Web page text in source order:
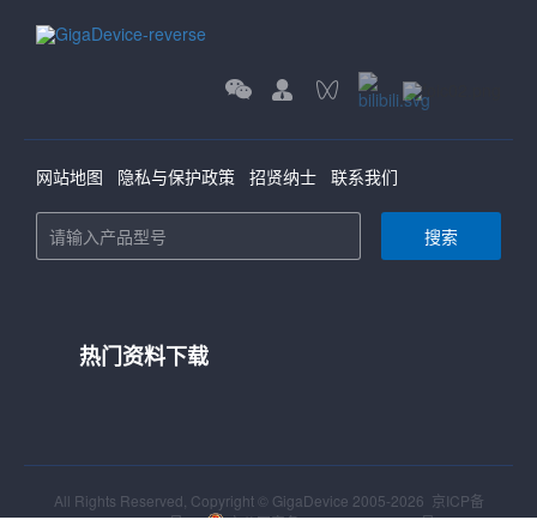
网站地图 隐私与保护政策 招贤纳士 联系我们
搜索
热门资料下载
All Rights Reserved, Copyright © GigaDevice 2005-2026 京ICP备
12028367号-3
京公网安备 11010802040491号